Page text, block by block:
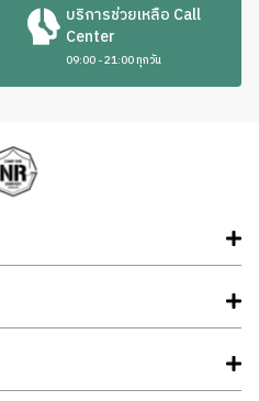
บริการช่วยเหลือ Call
Center
09:00 - 21:00 ทุกวัน